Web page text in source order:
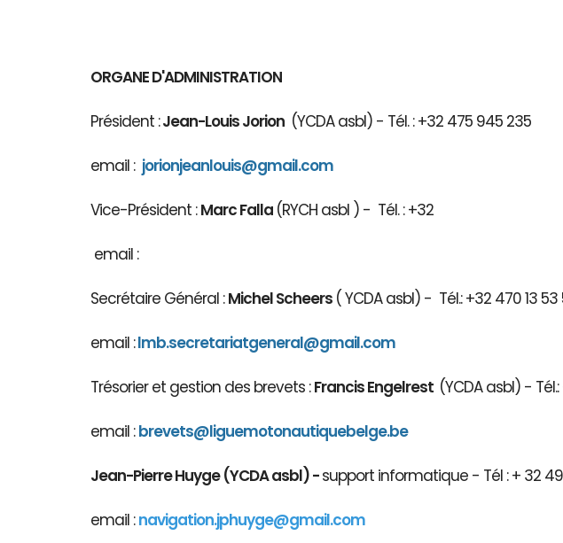
ORGANE D'ADMINISTRATION
Président :Jean-Louis Jorion (YCDA asbl) - Tél. : +32 475 945 235
email : jorionjeanlouis@gmail.com
Vice-Président :Marc Falla (RYCH asbl ) - Tél. : +32
email :
Secrétaire Général :Michel Scheers ( YCDA asbl) - Tél.: +32 470 13 53
email :lmb.secretariatgeneral@gmail.com
Trésorier et gestion des brevets :Francis Engelrest (YCDA asbl) -
email :brevets@liguemotonautiquebelge.be
Jean-Pierre Huyge (YCDA asbl) -support informatique - Tél : + 32
email :navigation.jphuyge@gmail.com